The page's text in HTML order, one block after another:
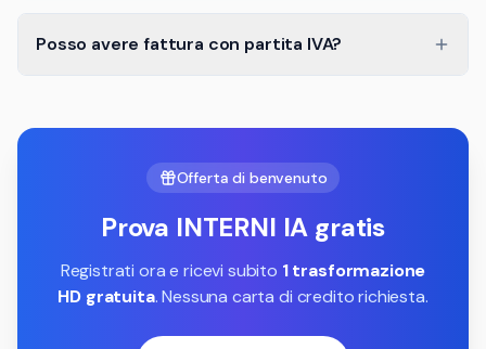
Posso avere fattura con partita IVA?
Offerta di benvenuto
Prova INTERNI IA gratis
Registrati ora e ricevi subito 1 trasformazione
HD gratuita. Nessuna carta di credito richiesta.